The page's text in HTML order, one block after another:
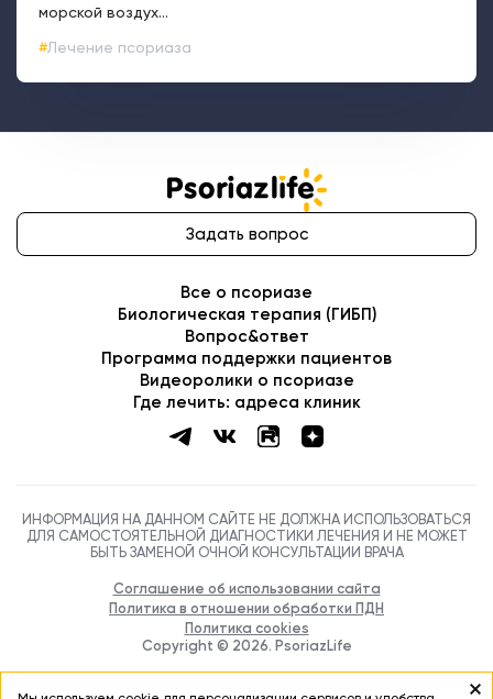
морской воздух...
Лечение псориаза
Задать вопрос
Все о псориазе
Биологическая терапия (ГИБП)
Вопрос&ответ
Программа поддержки пациентов
Видеоролики о псориазе
Где лечить: адреса клиник
ИНФОРМАЦИЯ НА ДАННОМ САЙТЕ НЕ ДОЛЖНА ИСПОЛЬЗОВАТЬСЯ
ДЛЯ САМОСТОЯТЕЛЬНОЙ ДИАГНОСТИКИ ЛЕЧЕНИЯ И НЕ МОЖЕТ
БЫТЬ ЗАМЕНОЙ ОЧНОЙ КОНСУЛЬТАЦИИ ВРАЧА
Copyright © 2026. PsoriazLife
Соглашение об использовании сайта
Политика в отношении обработки ПДН
Политика cookies